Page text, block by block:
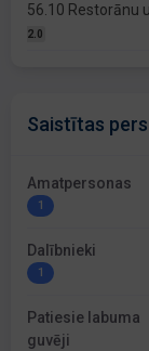
56.10 Restorānu
2.0
Saistītas
Amatpersonas
1
Dalībnieki
1
Patiesie labuma
guvēji